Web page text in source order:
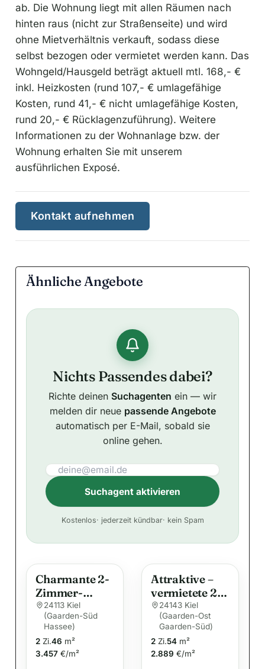
ab. Die Wohnung liegt mit allen Räumen nach
hinten raus (nicht zur Straßenseite) und wird
ohne Mietverhältnis verkauft, sodass diese
selbst bezogen oder vermietet werden kann. Das
Wohngeld/Hausgeld beträgt aktuell mtl. 168,- €
inkl. Heizkosten (rund 107,- € umlagefähige
Kosten, rund 41,- € nicht umlagefähige Kosten,
rund 20,- € Rücklagenzuführung). Weitere
Informationen zu der Wohnanlage bzw. der
Wohnung erhalten Sie mit unserem
ausführlichen Exposé.
Kontakt aufnehmen
Ähnliche Angebote
Nichts Passendes dabei?
Richte deinen Suchagenten ein — wir
melden dir neue passende Angebote
automatisch per E-Mail, sobald sie
online gehen.
Suchagent aktivieren
t
Kostenlos· jederzeit kündbar· kein Spam
Charmante 2-
Zimmer-
Wohnung mit
Balkon im
beliebten Kiel-
Hassee
24113 Kiel
(Gaarden-Süd
Hassee)
2 Zi.46 m²
3.457 €/m²
Attraktive –
vermietete 2-
Zimmer-
Wohnung in
Kiel !
24143 Kiel
(Gaarden-Ost
Gaarden-Süd)
2 Zi.54 m²
2.889 €/m²